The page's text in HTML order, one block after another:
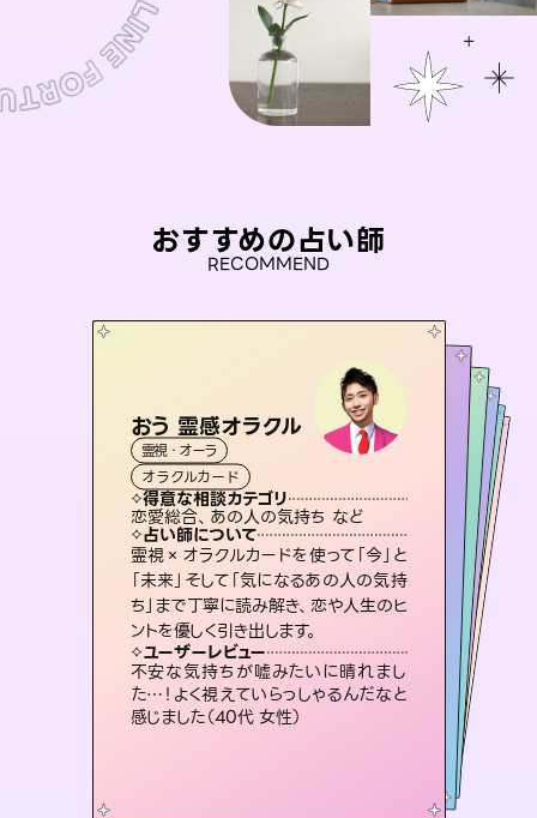
おすすめの占い師
RECOMMEND
おう 霊感オラクル
霊視・オーラ
オラクルカード
得意な相談カテゴリ
恋愛総合、あの人の気持ち など
占い師について
霊視×オラクルカードを使って「今」と
「未来」そして「気になるあの人の気持
ち」まで丁寧に読み解き、恋や人生のヒ
ントを優しく引き出します。
ユーザーレビュー
不安な気持ちが嘘みたいに晴れまし
た…！よく視えていらっしゃるんだなと
感じました（40代 女性）
アイリス -iris-
西洋占星術
ルーン
得意な相談カテゴリ
恋愛総合、片想い、二人の未来 など
占い師について
復縁、恋愛、不倫の行方、同性愛や片
思い、仕事関係や借金問題まで知りた
いことや心の負担になっていることを
紐解き、背中をそっと押して導きます。
ユーザーレビュー
安心感のあり、言い切ってくれる所や濁
さない鑑定のおかげで、毎回自分の気
持ちを整えられます（30代 男性）
セラピスト理恵
霊視・オーラ
スピリチュアル・リーディング
得意な相談カテゴリ
片想い、二人の未来、年の差 など
占い師について
連絡再開、復縁、成就などの報告実績
多数。セラピストとして2万超の施術経
験があるからこそできる鑑定で、より良
い未来をサポートします。
ユーザーレビュー
とても心温まる鑑定でした。しかもこち
らは何も言っていないのに視えていらっ
しゃるんだなと驚きです（30代女性）
未来視師＊花
霊視・オーラ
スピリチュアル・リーディング
得意な相談カテゴリ
出逢い、片想い、復縁 など
占い師について
未来には何パターンもの選択肢があります。不安で視えにくくなっているあなたの素敵な未来を見つけ、その未来を選択できるようアドバイスします。
ユーザーレビュー
職場の人の性質や人間関係、本心など
本当によく視えていてびっくり。対策が
打てて前向きになれます（40代）
スピリチュアル・リーディング
得意な相談カテゴリ
片想い、あの人の気持ち、復縁 など
占い師について
3,700年以上の歴史を持つ東洋最古の
占術「易占」で詳細まで占い、幸せへ向
かう道筋を示します。厳しい結果にも具
体的な対策をお伝えします。
ユーザーレビュー
複雑な背景もしっかり聞いて鑑定して
いただけました。気持ちが楽になりまし
た（50代 女性）
霊視・オーラ タロット
スピリチュアル・リーディング
得意な相談カテゴリ
片想い、あの人の気持ち、復縁 など
占い師について
恋愛のお悩みの中でも特に「曖昧な関
係」の相談を得意としており、友達以上
恋人未満なお相手との今後や本音を丁
寧に読み解き恋愛成就へと導きます。
ユーザーレビュー
鑑定していただいてアドバイス通りに行
動すると仲が復活してきました。ありが
とうございました（40代 女性）